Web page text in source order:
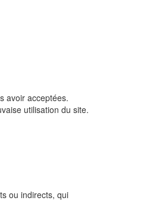
avoir acceptées.
utilisation du site.
ou indirects, qui